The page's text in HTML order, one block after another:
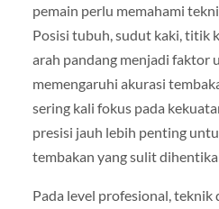
pemain perlu memahami
Posisi tubuh, sudut kaki, titik
arah pandang menjadi faktor
memengaruhi akurasi
sering kali fokus pada
presisi jauh lebih penting
tembakan yang sulit
Pada level profesional, teknik